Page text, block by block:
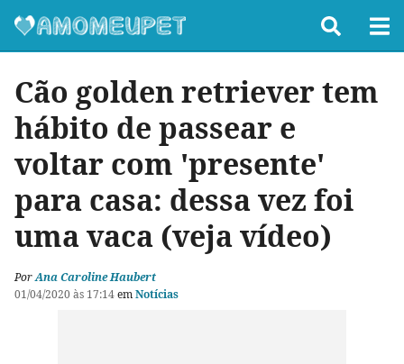
Cão golden retriever tem
hábito de passear e
voltar com 'presente'
para casa: dessa vez foi
uma vaca (veja vídeo)
PorAna Caroline Haubert
01/04/2020 às 17:14emNotícias